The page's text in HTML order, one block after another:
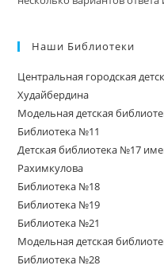
Наши Библиотеки
Центральная городская
Худайбердина
Модельная детская
Библиотека №11
Детская библиотека №17
Рахимкулова
Библиотека №18
Библиотека №19
Библиотека №21
Модельная детская
Библиотека №28